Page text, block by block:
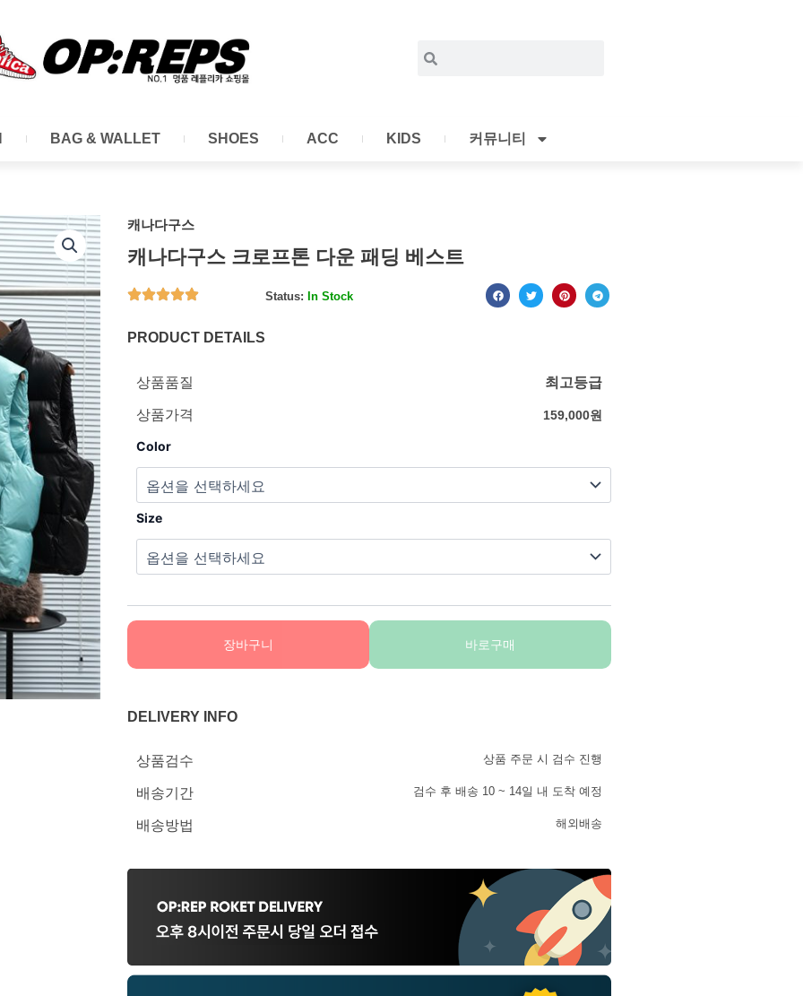
BAG & WALLET SHOES ACC KIDS 커뮤니티
캐나다구스
캐나다구스 크로프톤 다운 패딩 베스트
Status: In Stock
PRODUCT DETAILS
상품품질 최고등급
상품가격 159,000원
Color
Size
장바구니 바로구매
DELIVERY INFO
상품검수 상품 주문 시 검수 진행
배송기간 검수 후 배송 10 ~ 14일 내 도착 예정
배송방법 해외배송